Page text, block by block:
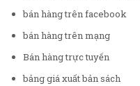
bán hàng trên facebook
bán hàng trên mạng
Bán hàng trực tuyến
bảng giá xuất bản sách